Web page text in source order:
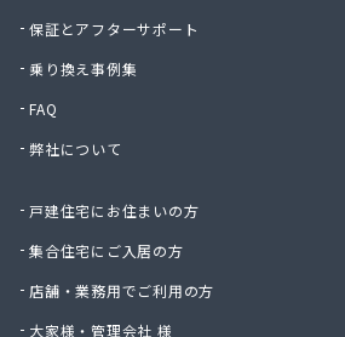
中国ガス機器株式会社 機器事業部
中国ガス機器株式会社 呉営業所
中国三愛ガスサプライ株式会社
中石産業株式会社 広島営業所
中前米穀燃料店
長神金物有限会社
土井商店
楠田機器商会
保証とアフターサポート
乗り換え事例集
FAQ
弊社について
戸建住宅にお住まいの方
集合住宅にご入居の方
店舗・業務用でご利用の方
大家様・管理会社 様